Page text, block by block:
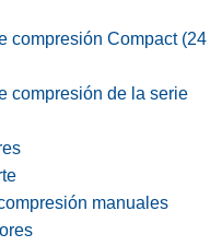
compresión Compact (24
compresión de la serie
manuales